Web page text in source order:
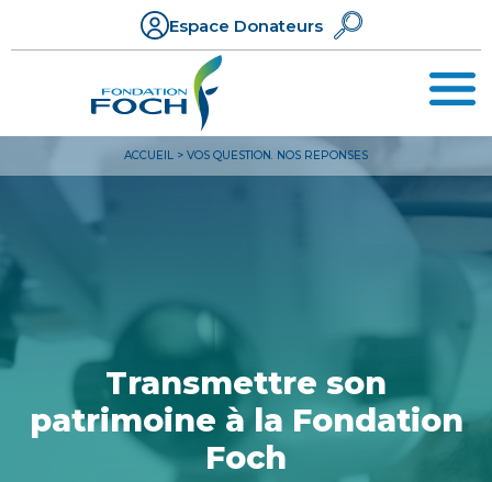
Espace Donateurs
ACCUEIL > VOS QUESTION. NOS REPONSES
Transmettre son
patrimoine à la Fondation
Foch